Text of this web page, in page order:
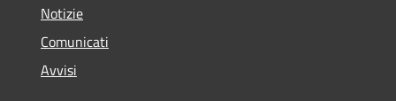
Notizie
Comunicati
Avvisi